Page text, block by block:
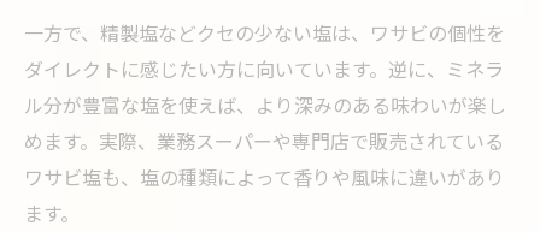
一方で、精製塩などクセの少ない塩は、ワサビの個性を
ダイレクトに感じたい方に向いています。逆に、ミネラ
ル分が豊富な塩を使えば、より深みのある味わいが楽し
めます。実際、業務スーパーや専門店で販売されている
ワサビ塩も、塩の種類によって香りや風味に違いがあり
ます。